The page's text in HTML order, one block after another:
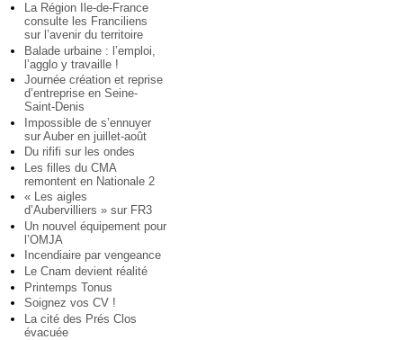
La Région Ile-de-France
consulte les Franciliens
sur l’avenir du territoire
Balade urbaine : l’emploi,
l’agglo y travaille !
Journée création et reprise
d’entreprise en Seine-
Saint-Denis
Impossible de s’ennuyer
sur Auber en juillet-août
Du rififi sur les ondes
Les filles du CMA
remontent en Nationale 2
« Les aigles
d’Aubervilliers » sur FR3
Un nouvel équipement pour
l’OMJA
Incendiaire par vengeance
Le Cnam devient réalité
Printemps Tonus
Soignez vos CV !
La cité des Prés Clos
évacuée